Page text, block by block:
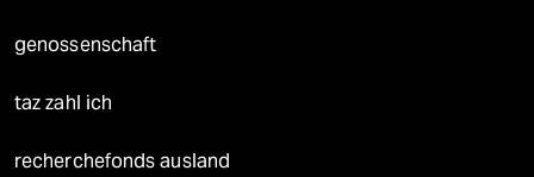
genossenschaft
taz zahl ich
recherchefonds ausland